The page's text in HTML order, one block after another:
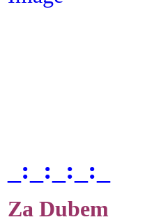
_:_:_:_:_
Za Dubem